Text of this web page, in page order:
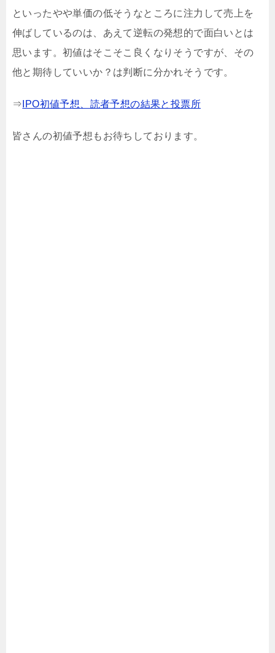
といったやや単価の低そうなところに注力して売上を
伸ばしているのは、あえて逆転の発想的で面白いとは
思います。初値はそこそこ良くなりそうですが、その
他と期待していいか？は判断に分かれそうです。
⇒ IPO初値予想、読者予想の結果と投票所
皆さんの初値予想もお待ちしております。